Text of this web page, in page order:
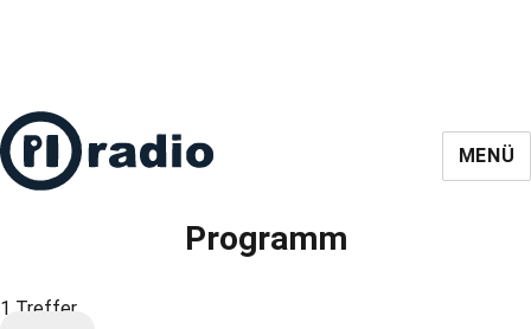
MENÜ
Programm
1 Treffer